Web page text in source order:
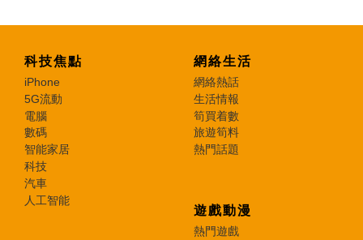
科技焦點
iPhone
5G流動
電腦
數碼
智能家居
科技
汽車
人工智能
網絡生活
網絡熱話
生活情報
筍買着數
旅遊筍料
熱門話題
遊戲動漫
熱門遊戲